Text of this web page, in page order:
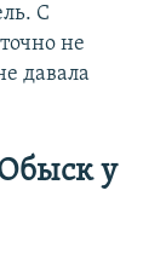
С
не
давала
у